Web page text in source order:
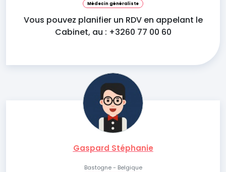
Médecin généraliste
Vous pouvez planifier un RDV en appelant le
Cabinet, au : +3260 77 00 60
Gaspard Stéphanie
Bastogne - Belgique